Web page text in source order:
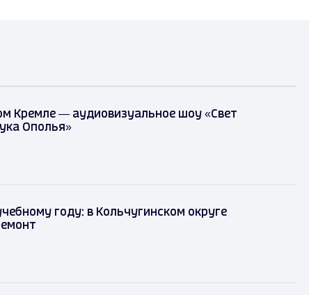
Кремле — аудиовизуальное шоу «Свет
Ополья»
году: в Кольчугинском округе